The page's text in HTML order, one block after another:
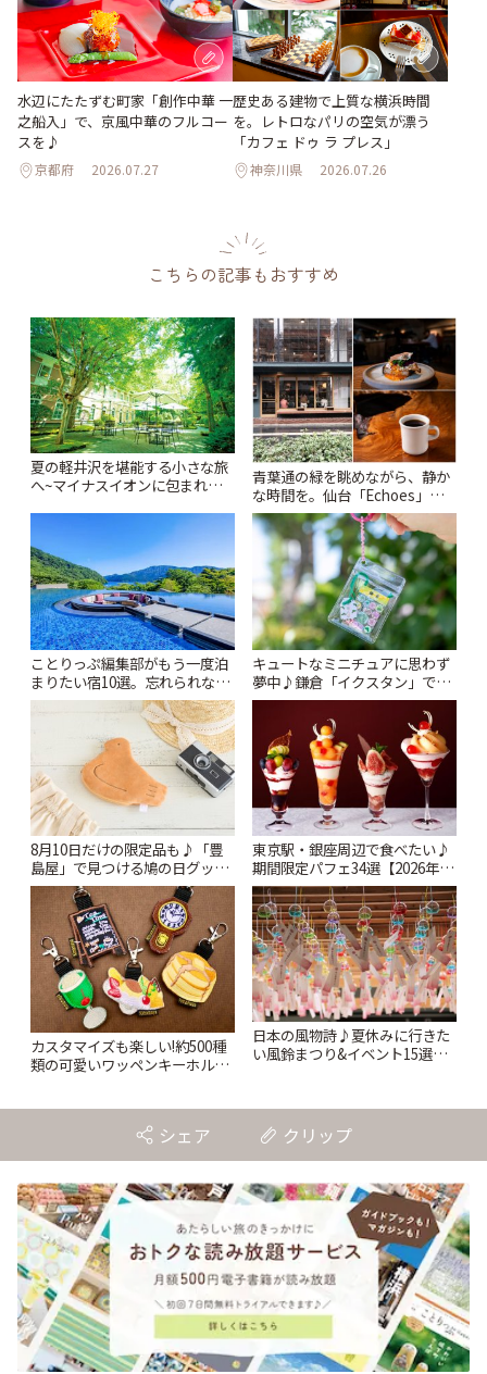
水辺にたたずむ町家「創作中華 一
之船入」で、京風中華のフルコー
スを♪
京都府 2026.07.27
歴史ある建物で上質な横浜時間
を。レトロなパリの空気が漂う
「カフェ ドゥ ラ プレス」
神奈川県 2026.07.26
こちらの記事もおすすめ
夏の軽井沢を堪能する小さな旅
へ~マイナスイオンに包まれな
青葉通の緑を眺めながら、静か
な時間を。仙台「Echoes」で
楽しむモーニングとランチ | こ
とりっぷ
ことりっぷ編集部がもう一度泊
まりたい宿10選。忘れられない
絶景や温泉、名建築まで | こと
キュートなミニチュアに思わず
夢中♪鎌倉「イクスタン」で出
会う小さな世界 | ことりっぷ
8月10日だけの限定品も♪「豊
島屋」で見つける鳩の日グッズ
と本店限定アイテム | ことりっ
ぷ
東京駅・銀座周辺で食べたい♪
期間限定パフェ34選【2026年8
月~10月】 | ことりっぷ
カスタマイズも楽しい!約500種
類の可愛いワッペンキーホルダ
日本の風物詩♪夏休みに行きた
い風鈴まつり&イベント15選
シェア クリップ